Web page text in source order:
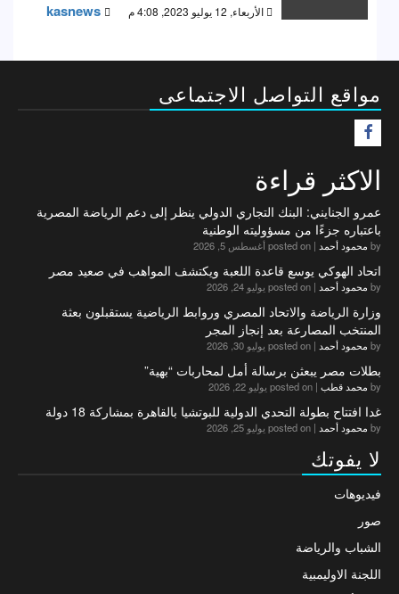
الأربعاء, 12 يوليو 2023, 4:08 م kasnews
مواقع التواصل الاجتماعى
الاكثر قراءة
عمرو الجنايني: البنك التجاري الدولي ينظر إلى دعم الرياضة المصرية
باعتباره جزءًا من مسؤوليته الوطنية
by محمود أحمد | posted on أغسطس 5, 2026
اتحاد الهوكي يوسع قاعدة اللعبة ويكتشف المواهب في صعيد مصر
by محمود أحمد | posted on يوليو 24, 2026
وزارة الرياضة والاتحاد المصري وروابط الرياضية يستقبلون بعثة
المنتخب المصارعة بعد إنجاز المجر
by محمود أحمد | posted on يوليو 30, 2026
بطلات مصر يبعثن برسالة أمل لمحاربات “بهية”
by محمد قطب | posted on يوليو 22, 2026
غدا افتتاح بطولة التحدي الدولية للبوتشيا بالقاهرة بمشاركة 18 دولة
by محمود أحمد | posted on يوليو 25, 2026
لا يفوتك
فيديوهات
صور
الشباب والرياضة
اللجنة الاوليمبية